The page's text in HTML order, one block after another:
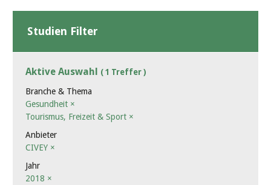
Studien Filter
Aktive Auswahl ( 1 Treffer )
Branche & Thema
Gesundheit ×
Tourismus, Freizeit & Sport ×
Anbieter
CIVEY ×
Jahr
2018 ×